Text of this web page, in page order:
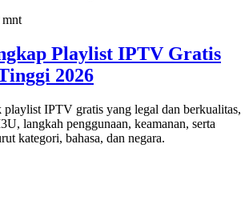
mnt
Playlist IPTV Gratis
2026
playlist IPTV gratis yang legal dan berkualitas,
langkah penggunaan, keamanan, serta
kategori, bahasa, dan negara.